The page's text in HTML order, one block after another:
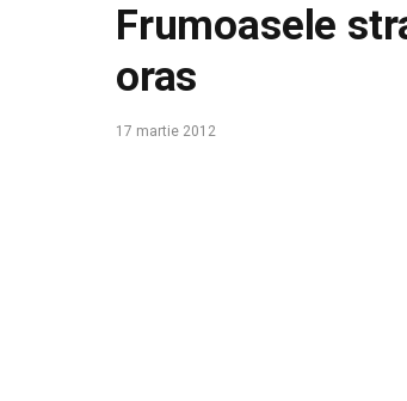
Frumoasele
oras
17 martie 2012